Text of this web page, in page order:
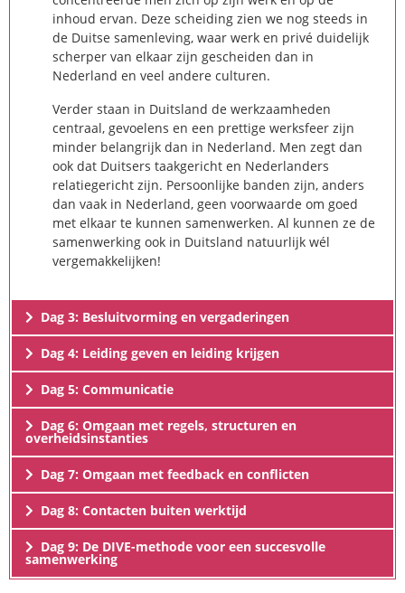
inhoud ervan. Deze scheiding zien we nog steeds in
de Duitse samenleving, waar werk en privé duidelijk
scherper van elkaar zijn gescheiden dan in
Nederland en veel andere culturen.
Verder staan in Duitsland de werkzaamheden
centraal, gevoelens en een prettige werksfeer zijn
minder belangrijk dan in Nederland. Men zegt dan
ook dat Duitsers taakgericht en Nederlanders
relatiegericht zijn. Persoonlijke banden zijn, anders
dan vaak in Nederland, geen voorwaarde om goed
met elkaar te kunnen samenwerken. Al kunnen ze de
samenwerking ook in Duitsland natuurlijk wél
vergemakkelijken!
Dag 3: Besluitvorming en vergaderingen
Dag 4: Leiding geven en leiding krijgen
Dag 5: Communicatie
Dag 6: Omgaan met regels, structuren en
overheidsinstanties
Dag 7: Omgaan met feedback en conflicten
Dag 8: Contacten buiten werktijd
Dag 9: De DIVE-methode voor een succesvolle
samenwerking